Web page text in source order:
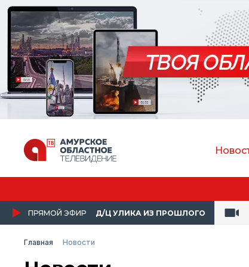
ПРЯМОЙ ЭФИР Д/Ц УЛИКА ИЗ ПРОШЛОГО
Главная Новости